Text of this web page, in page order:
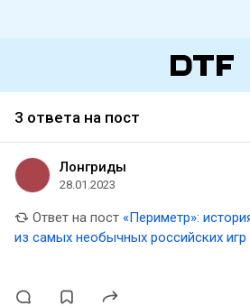
3 ответа на пост
Лонгриды
28.01.2023
Ответ на пост «Периметр»:
из самых необычных российских игр